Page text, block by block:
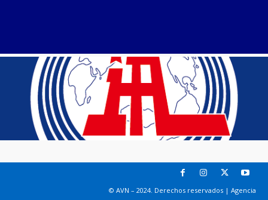
© AVN – 2024. Derechos reservados | Agencia